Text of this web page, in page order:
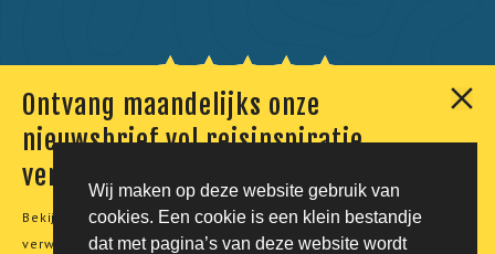
Wij maken op deze website gebruik van
cookies. Een cookie is een klein bestandje
dat met pagina’s van deze website wordt
Ontvang maandelijks onze
nieuwsbrief vol reisinspiratie,
verhalen en aanbiedingen
Bekijk onzeprivacyverklaringvoor meer informatie over de
verwerking van uw persoonsgegevens.
Onze klanten geven ons een 9,7. Berekend uit 230
© Tico Reizen 2026 - Privé-reizen op maat